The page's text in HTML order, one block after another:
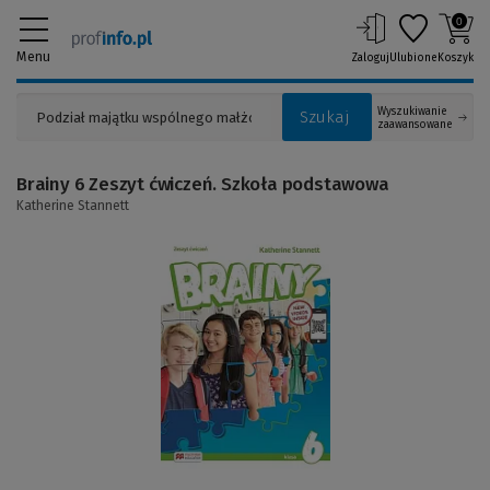
Menu
Szukaj
Wyszukiwanie
zaawansowane
ZalogujUlubione
0
Koszyk
innej
strony)
Brainy 6 Zeszyt ćwiczeń. Szkoła podstawowa
Katherine Stannett